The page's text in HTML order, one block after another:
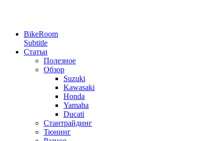
BikeRoom
Subtitle
Статьи
Полезное
Обзор
Suzuki
Kawasaki
Honda
Yamaha
Ducati
Стантрайдинг
Тюнинг